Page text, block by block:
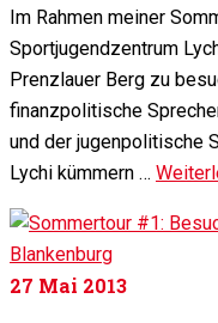
Im Rahmen meiner
Sportjugendzentrum
Prenzlauer Berg zu
finanzpolitische
und der jugenpolitische
Lychi kümmern …
27 Mai 2013